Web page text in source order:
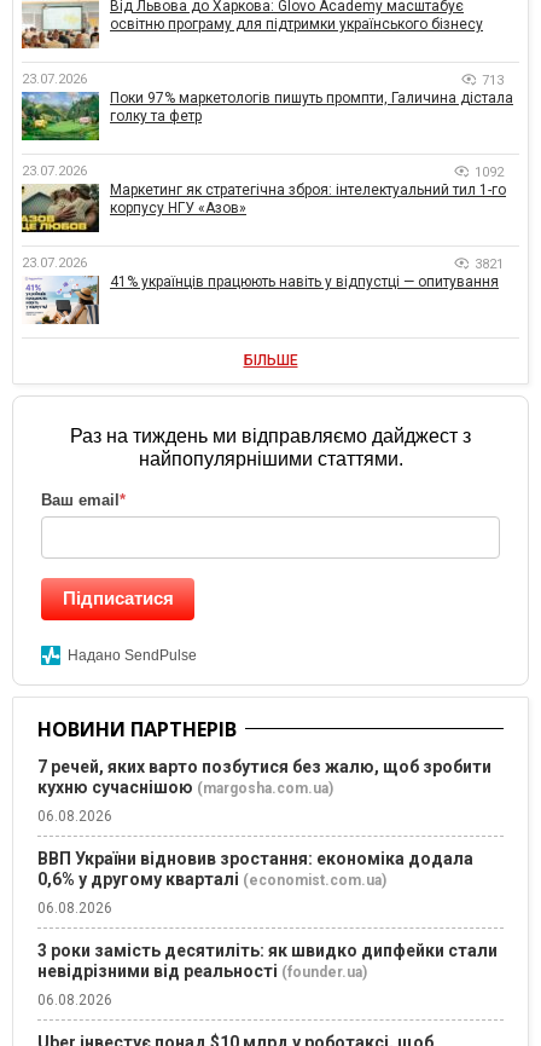
Від Львова до Харкова: Glovo Academy масштабує
освітню програму для підтримки українського бізнесу
23.07.2026 713
Поки 97% маркетологів пишуть промпти, Галичина дістала
голку та фетр
23.07.2026 1092
Маркетинг як стратегічна зброя: інтелектуальний тил 1-го
корпусу НГУ «Азов»
23.07.2026 3821
41% українців працюють навіть у відпустці — опитування
БІЛЬШЕ
Раз на тиждень ми відправляємо дайджест з
найпопулярнішими статтями.
Ваш email *
Підписатися
Надано SendPulse
НОВИНИ ПАРТНЕРІВ
7 речей, яких варто позбутися без жалю, щоб зробити
кухню сучаснішою (margosha.com.ua)
06.08.2026
ВВП України відновив зростання: економіка додала
0,6% у другому кварталі (economist.com.ua)
06.08.2026
3 роки замість десятиліть: як швидко дипфейки стали
невідрізними від реальності (founder.ua)
06.08.2026